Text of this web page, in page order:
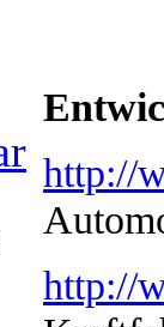
http://
http://